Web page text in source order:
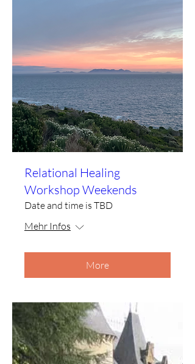
Relational Healing
Workshop Weekends
Date and time is TBD
Mehr Infos
More